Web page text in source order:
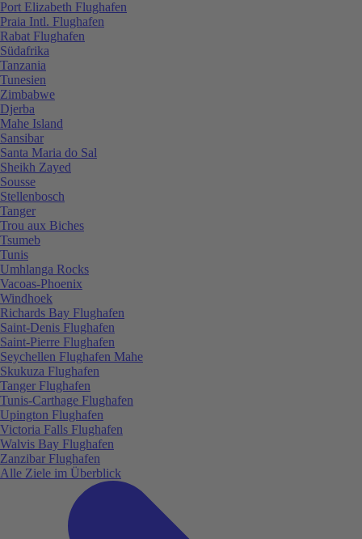
Port Elizabeth Flughafen
Praia Intl. Flughafen
Rabat Flughafen
Südafrika
Tanzania
Tunesien
Zimbabwe
Djerba
Mahe Island
Sansibar
Santa Maria do Sal
Sheikh Zayed
Sousse
Stellenbosch
Tanger
Trou aux Biches
Tsumeb
Tunis
Umhlanga Rocks
Vacoas-Phoenix
Windhoek
Richards Bay Flughafen
Saint-Denis Flughafen
Saint-Pierre Flughafen
Seychellen Flughafen Mahe
Skukuza Flughafen
Tanger Flughafen
Tunis-Carthage Flughafen
Upington Flughafen
Victoria Falls Flughafen
Walvis Bay Flughafen
Zanzibar Flughafen
Alle Ziele im Überblick